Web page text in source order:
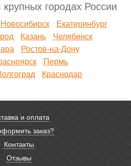
городах России
Новосибирск
Екатеринбург
Казань
Челябинск
Ростов-на-Дону
Пермь
Краснодар
и оплата
заказ?
Контакты
Отзывы